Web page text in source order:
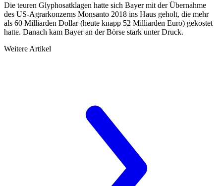
Die teuren Glyphosatklagen hatte sich Bayer mit der Übernahme
des US-Agrarkonzerns Monsanto 2018 ins Haus geholt, die mehr
als 60 Milliarden Dollar (heute knapp 52 Milliarden Euro) gekostet
hatte. Danach kam Bayer an der Börse stark unter Druck.
Weitere Artikel